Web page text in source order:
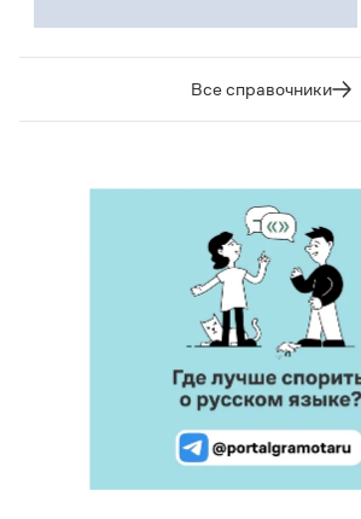
Все справочники